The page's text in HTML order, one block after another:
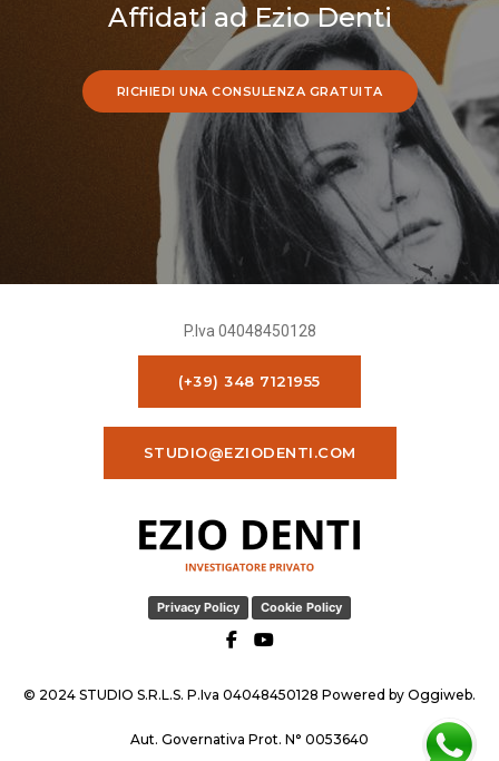
Affidati ad Ezio Denti
RICHIEDI UNA CONSULENZA GRATUITA
P.Iva 04048450128
(+39) 348 7121955
STUDIO@EZIODENTI.COM
Privacy Policy Cookie Policy
© 2024 STUDIO S.R.L.S. P.Iva 04048450128 Powered by Oggiweb.
Aut. Governativa Prot. N° 0053640